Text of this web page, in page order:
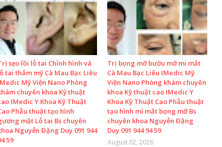
sẹo lồi lỗ tai Chỉnh hình vá
tai thẩm mỹ Cà Mau Bạc Liêu
Mỹ Viện Nano Phòng
chuyên khoa Kỹ thuật
IMedic Y Khoa Kỹ Thuật
Phẫu thuật tạo hình
mặt Lỗ tai Bs chuyên
Nguyễn Đặng Duy 091 944
59
Trị bọng mỡ bướu mỡ mi mắt
Cà Mau Bạc Liêu IMedic Mỹ
Viện Nano Phòng khám chuyên
khoa Kỹ thuật cao IMedic Y
Khoa Kỹ Thuật Cao Phẫu thuật
tạo hình mí mắt bọng mỡ Bs
chuyên khoa Nguyễn Đặng
Duy 091 944 94 59
August 02, 2026